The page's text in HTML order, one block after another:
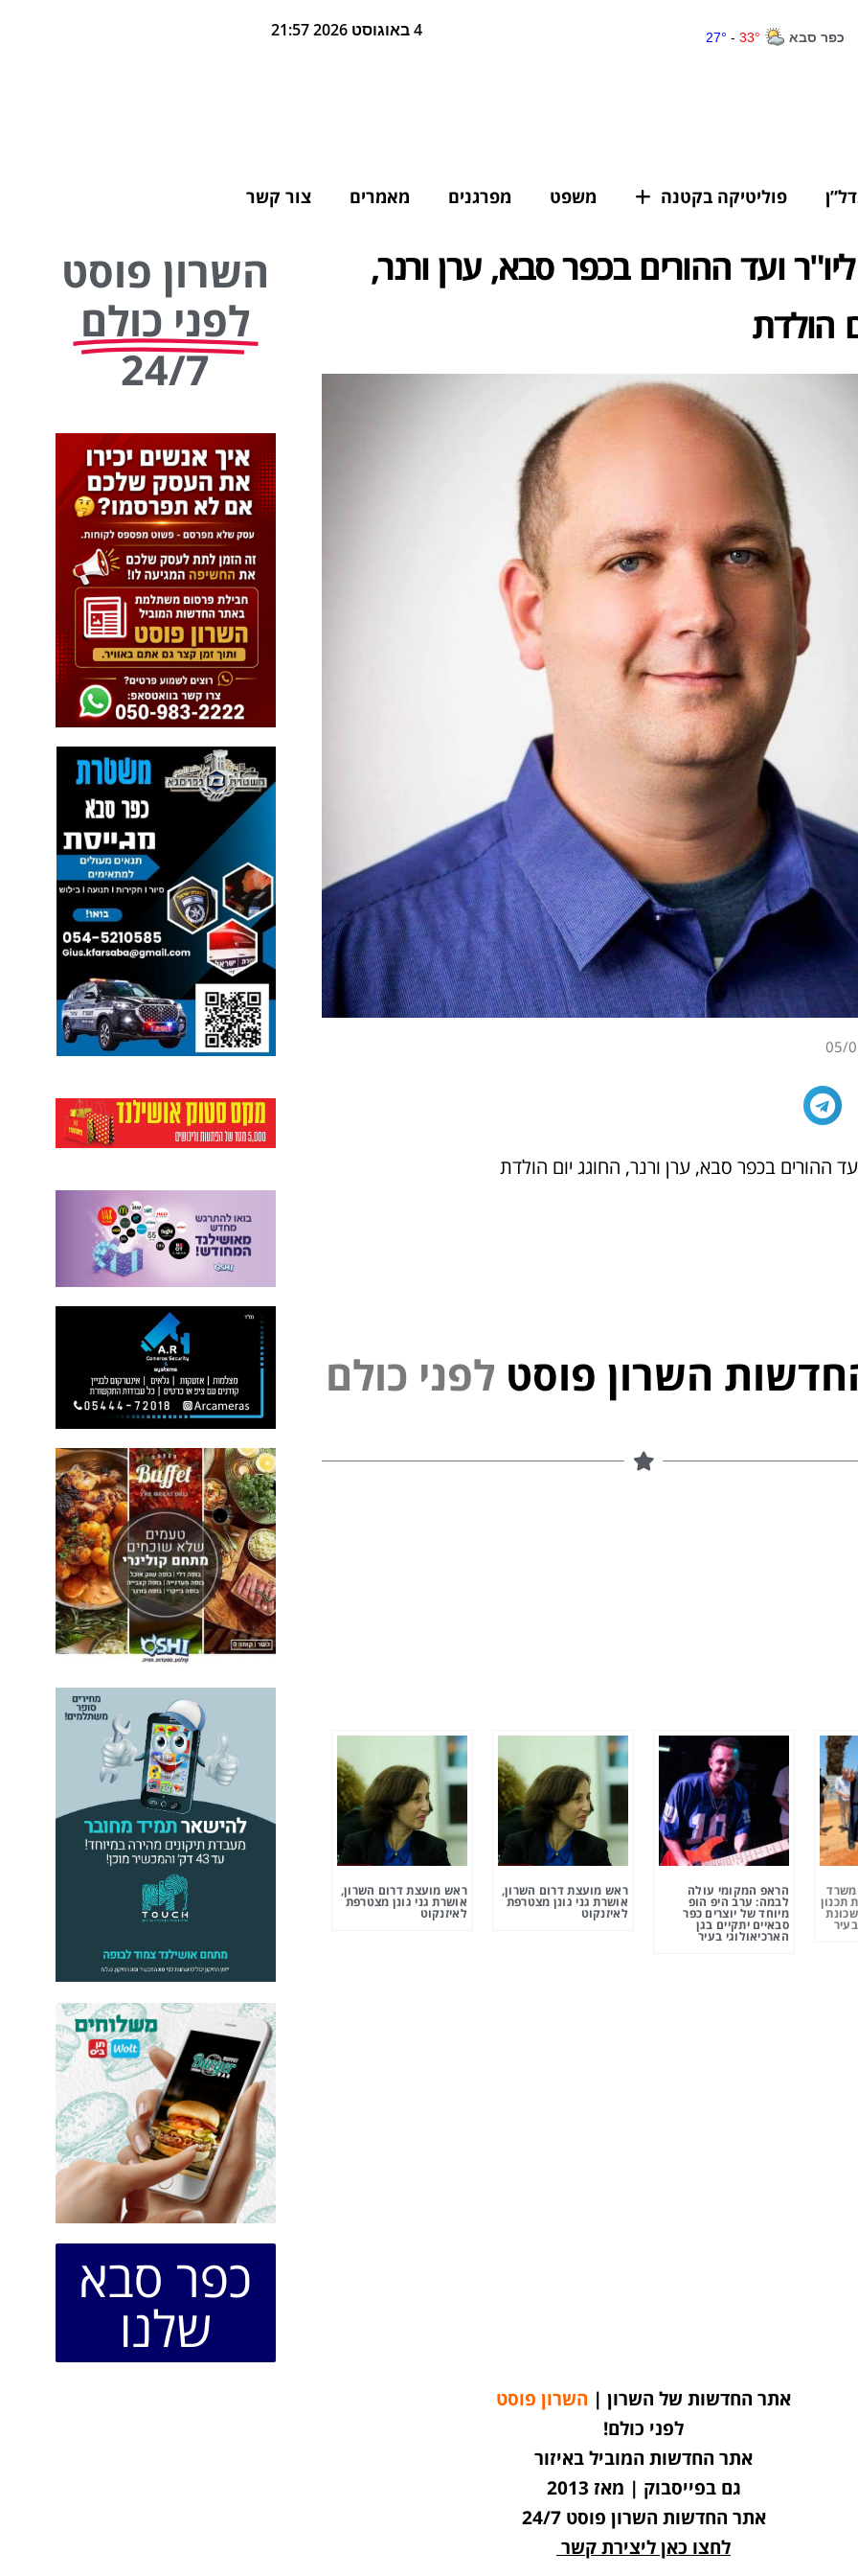
4 באוגוסט 2026 21:57
פוליטיקה בקטנה משפט מפרגנים מאמרים צור קשר
ועד ההורים בכפר סבא, ערן ורנר,
הולדת
05/
ההורים בכפר סבא, ערן ורנר, החוגג יום הולדת
השרון פוסט כולם נ כ
תכנון
הראפ המקומי עולה
לבמה: ערב היפ הופ
מיוחד של יוצרים כפר
סבאיים יתקיים בגן
הארכיאולוגי בעיר
ראש מועצת דרום השרון,
אושרת גני גונן מצטרפת
לאיזנקוט
ראש מועצת דרום השרון,
אושרת גני גונן מצטרפת
לאיזנקוט
השרון פוסט
לפני כולם
24/7
כפר סבא
שלנו
אתר החדשות של השרון | השרון פוסט
לפני כולם!
אתר החדשות המוביל באיזור
גם בפייסבוק | מאז 2013
אתר החדשות השרון פוסט 24/7
לחצו כאן ליצירת קשר